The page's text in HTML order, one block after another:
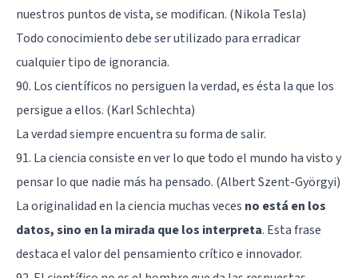
nuestros puntos de vista, se modifican. (Nikola Tesla)
Todo conocimiento debe ser utilizado para erradicar
cualquier tipo de ignorancia.
90. Los científicos no persiguen la verdad, es ésta la que los
persigue a ellos. (Karl Schlechta)
La verdad siempre encuentra su forma de salir.
91. La ciencia consiste en ver lo que todo el mundo ha visto y
pensar lo que nadie más ha pensado. (Albert Szent-Györgyi)
La originalidad en la ciencia muchas veces no está en los
datos, sino en la mirada que los interpreta. Esta frase
destaca el valor del pensamiento crítico e innovador.